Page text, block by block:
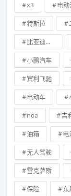
x3 电
特斯拉
比亚迪新能源汽车
小鹏汽车
宾利飞驰
电动车
noa 吉
油箱 电
无人驾驶
雷克萨斯
保险 东